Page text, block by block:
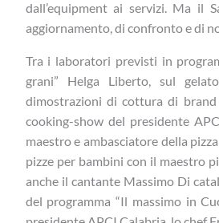
dall’equipment ai servizi. Ma il
aggiornamento, di confronto e di
Tra i laboratori previsti in
grani” Helga Liberto, sul
dimostrazioni di cottura di
cooking-show del presidente
maestro e ambasciatore della
pizze per bambini con il maestro
anche il cantante Massimo Di
del programma “Il massimo in